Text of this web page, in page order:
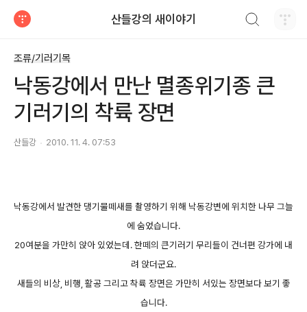
산들강의 새이야기
조류/기러기목
낙동강에서 만난 멸종위기종 큰
기러기의 착륙 장면
산들강 2010. 11. 4. 07:53
낙동강에서 발견한 댕기물떼새를 촬영하기 위해 낙동강변에 위치한 나무 그늘
에 숨었습니다.
20여분을 가만히 앉아 있었는데. 한떼의 큰기러기 무리들이 건너편 강가에 내
려 앉더군요.
새들의 비상, 비행, 활공 그리고 착륙 장면은 가만히 서있는 장면보다 보기 좋
습니다.